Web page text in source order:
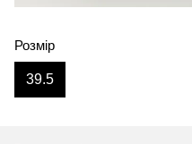
Розмір
39.5